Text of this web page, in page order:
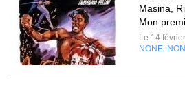
Masina,
Mon
Le 14
NONE